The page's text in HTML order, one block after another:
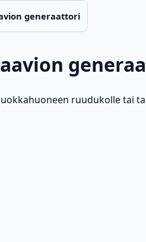
generaattori
ruudukolle tai